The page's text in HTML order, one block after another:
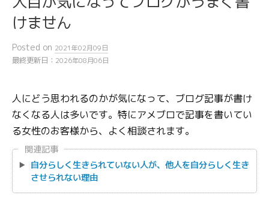
けません
Posted on 2021年02月09日
最終更新日： 2026年08月06日
人にどう思われるのかが気になって、ブログ記事が書け
なくなる人は多いです。特にアメブロで記事を書いてい
る女性のお客様から、よく相談されます。
関連記事
自分らしく生きられていない人が、他人を自分らしく生き
させられない理由